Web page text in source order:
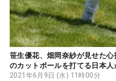
笹生優花、畑岡奈紗が見せた
のカットボールを打てる日本
別編】
2021年6月9日 (水) 11時00分